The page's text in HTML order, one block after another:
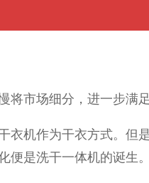
市场细分，进一步满
机作为干衣方式。但
是洗干一体机的诞生。